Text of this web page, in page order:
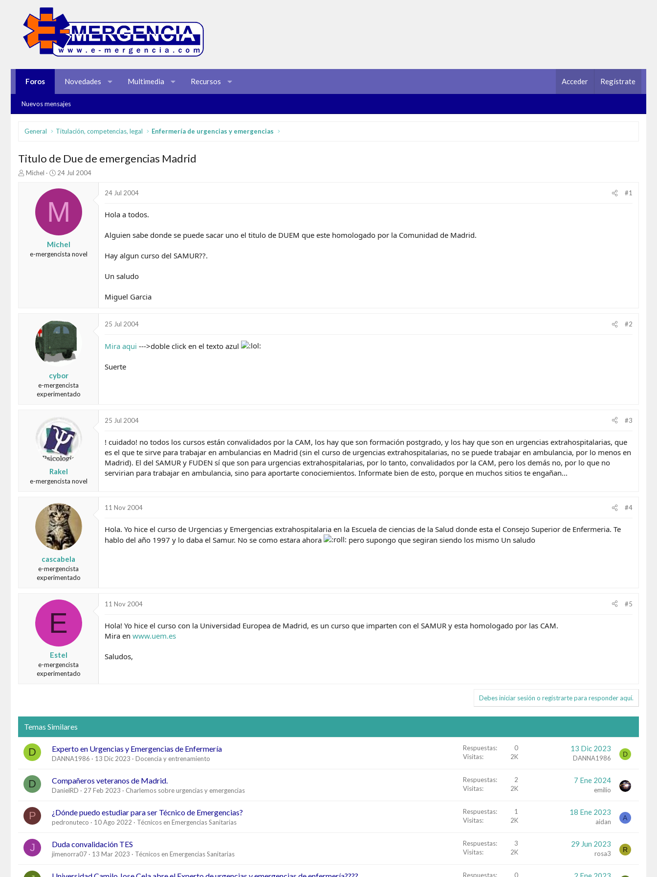
Foros Novedades Multimedia Recursos Acceder Regístrate
Nuevos mensajes
General Titulación, competencias, legal Enfermería de urgencias y emergencias
Titulo de Due de emergencias Madrid
IMichel
F
c
d
i
n
24 Jul 2004
M
Michel
e-mergencista novel
24 Jul 2004 #1
Hola a todos.
Alguien sabe donde se puede sacar uno el titulo de DUEM que este homologado por la Comunidad de Madrid.
Hay algun curso del SAMUR??.
Un saludo
Miguel Garcia
cybor
e-mergencista
experimentado
25 Jul 2004 #2
Mira aqui --->doble click en el texto azul
Suerte
Rakel
e-mergencista novel
25 Jul 2004 #3
! cuidado! no todos los cursos están convalidados por la CAM, los hay que son formación postgrado, y los hay que son en urgencias extrahospitalarias, que
es el que te sirve para trabajar en ambulancias en Madrid (sin el curso de urgencias extrahospitalarias, no se puede trabajar en ambulancia, por lo menos en
Madrid). El del SAMUR y FUDEN sí que son para urgencias extrahospitalarias, por lo tanto, convalidados por la CAM, pero los demás no, por lo que no
servirian para trabajar en ambulancia, sino para aportarte conociemientos. Informate bien de esto, porque en muchos sitios te engañan...
cascabela
e-mergencista
experimentado
11 Nov 2004 #4
Hola. Yo hice el curso de Urgencias y Emergencias extrahospitalaria en la Escuela de ciencias de la Salud donde esta el Consejo Superior de Enfermeria. Te
hablo del año 1997 y lo daba el Samur. No se como estara ahora
pero supongo que segiran siendo los mismo Un saludo
E
Estel
e-mergencista
experimentado
11 Nov 2004 #5
Hola! Yo hice el curso con la Universidad Europea de Madrid, es un curso que imparten con el SAMUR y esta homologado por las CAM.
Mira en www.uem.es
Saludos,
Debes iniciar sesión o registrarte para responder aquí.
Temas Similares
D Experto en Urgencias y Emergencias de Enfermería
DANNA1986 13 Dic 2023 Docencia y entrenamiento
Respuestas
0
Visitas
2K
13 Dic 2023
DANNA1986 D
D Compañeros veteranos de Madrid.
DanielRD 27 Feb 2023 Charlemos sobre urgencias y emergencias
Respuestas
2
Visitas
2K
7 Ene 2024
emilio
P ¿Dónde puedo estudiar para ser Técnico de Emergencias?
pedronuteco 10 Ago 2022 Técnicos en Emergencias Sanitarias
Respuestas
1
Visitas
2K
18 Ene 2023
aidan A
J Duda convalidación TES
jimenorra07 13 Mar 2023 Técnicos en Emergencias Sanitarias
Respuestas
3
Visitas
2K
29 Jun 2023
rosa3 R
Respuestas 0